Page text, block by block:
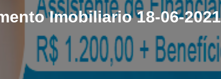
Imobiliario 18-06-2021